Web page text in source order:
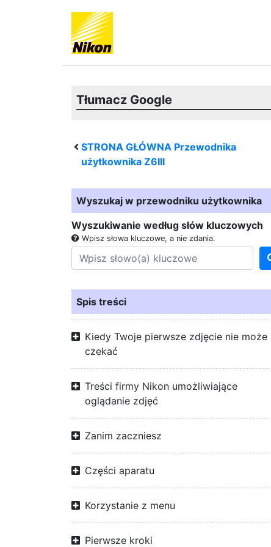
Tłumacz Google
STRONA GŁÓWNA Przewodnika
użytkownika Z6III
Wyszukaj w przewodniku użytkownika
Wyszukiwanie według słów kluczowych
Wpisz słowa kluczowe, a nie zdania.
Spis treści
Kiedy Twoje pierwsze zdjęcie nie może
czekać
Treści firmy Nikon umożliwiające
oglądanie zdjęć
Zanim zaczniesz
Części aparatu
Korzystanie z menu
Pierwsze kroki